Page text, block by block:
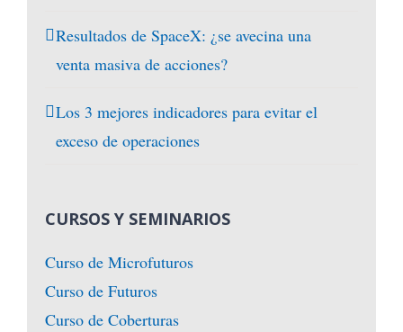
Resultados de SpaceX: ¿se avecina una
venta masiva de acciones?
Los 3 mejores indicadores para evitar el
exceso de operaciones
CURSOS Y SEMINARIOS
Curso de Microfuturos
Curso de Futuros
Curso de Coberturas